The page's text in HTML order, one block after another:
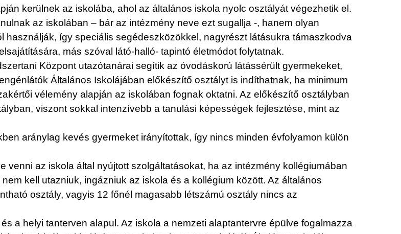
kerülnek az iskolába, ahol az általános iskola nyolc osztályát végezhetik el.
az iskolában – bár az intézmény neve ezt sugallja -, hanem olyan
használják, így speciális segédeszközökkel, nagyrészt látásukra támaszkodva
más szóval látó-halló- tapintó életmódot folytatnak.
Központ utazótanárai segítik az óvodáskorú látássérült gyermekeket,
Általános Iskolájában előkészítő osztályt is indíthatnak, ha minimum
vélemény alapján az iskolában fognak oktatni. Az előkészítő osztályban
viszont sokkal intenzívebb a tanulási képességek fejlesztése, mint az
aránylag kevés gyermeket irányítottak, így nincs minden évfolyamon külön
venni az iskola által nyújtott szolgáltatásokat, ha az intézmény kollégiumában
kell utazniuk, ingázniuk az iskola és a kollégium között. Az általános
osztály, vagyis 12 főnél magasabb létszámú osztály nincs az
a helyi tanterven alapul. Az iskola a nemzeti alaptantervre épülve fogalmazza